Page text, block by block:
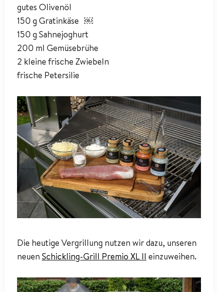
gutes Olivenöl
150 g Gratinkäse ￼
150 g Sahnejoghurt
200 ml Gemüsebrühe
2 kleine frische Zwiebeln
frische Petersilie
Die heutige Vergrillung nutzen wir dazu, unseren
neuen Schickling-Grill Premio XL II einzuweihen.